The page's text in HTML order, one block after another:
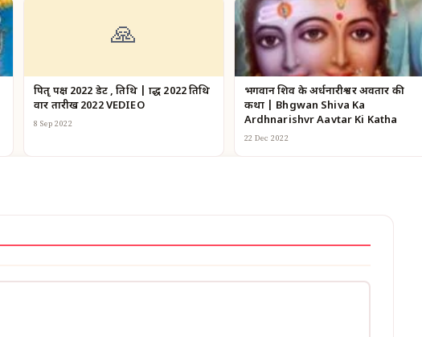
🙏
पितृ पक्ष 2022 डेट , तिथि | श्राद्ध 2022 तिथि
वार तारीख 2022 VEDIEO
8 Sep 2022
भगवान शिव के अर्धनारीश्वर अवतार की
कथा | Bhgwan Shiva Ka
Ardhnarishvr Aavtar Ki Katha
22 Dec 2022